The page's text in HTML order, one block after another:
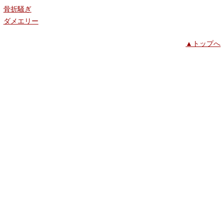
骨折騒ぎ
ダメエリー
▲トップへ